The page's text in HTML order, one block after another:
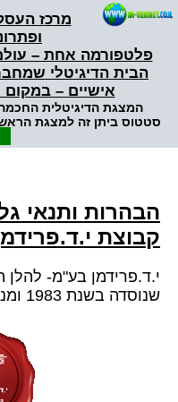
מרכז
פלטפורמה אחת –
הבית הדיגיטלי
אישיים – במקום
המצגת הדיגיטלית
סטטוס ביתן זה למצגת
הבהרות ותנאי
קבוצת
י.ד.פרידמן בע"מ- להלן
שנוסדה בשנת 1983 ומנוהלת ע"י דוד פרידמן.